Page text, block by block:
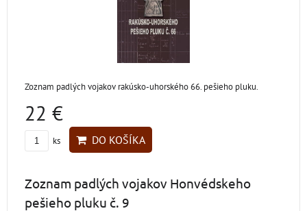
Zoznam padlých vojakov rakúsko-uhorského 66. pešieho pluku.
22 €
ks DO KOŠÍKA
Zoznam padlých vojakov Honvédskeho
pešieho pluku č. 9